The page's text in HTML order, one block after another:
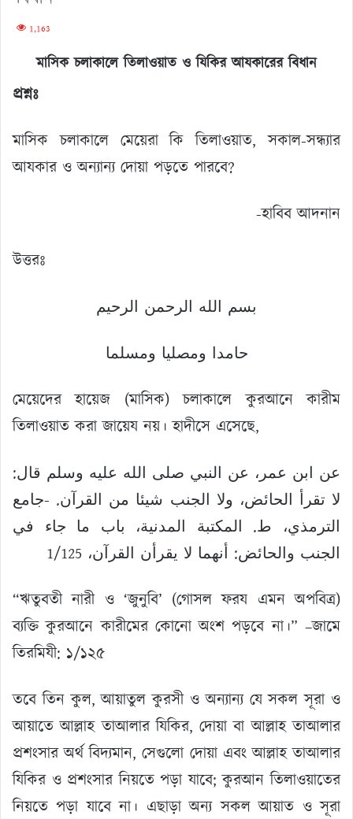
1,163
মাসিক চলাকালে তিলাওয়াত ও যিকির আযকারের বিধান
প্রশ্নঃ
মাসিক চলাকালে মেয়েরা কি তিলাওয়াত, সকাল-সন্ধ্যার
আযকার ও অন্যান্য দোয়া পড়তে পারবে?
-হাবিব আদনান
উত্তরঃ
بسم الله الرحمن الرحيم
حامدا ومصليا ومسلما
মেয়েদের হায়েজ (মাসিক) চলাকালে কুরআনে কারীম
তিলাওয়াত করা জায়েয নয়। হাদীসে এসেছে,
عن ابن عمر، عن النبي صلى الله عليه وسلم قال:
لا تقرأ الحائض، ولا الجنب شيئا من القرآن. -جامع
الترمذي، ط. المكتبة المدنية، باب ما جاء في
الجنب والحائض: أنهما لا يقرأن القرآن، 1/125
“ঋতুবতী নারী ও ‘জুনুবি’ (গোসল ফরয এমন অপবিত্র)
ব্যক্তি কুরআনে কারীমের কোনো অংশ পড়বে না।” –জামে
তিরমিযী: ১/১২৫
তবে তিন কুল, আয়াতুল কুরসী ও অন্যান্য যে সকল সূরা ও
আয়াতে আল্লাহ তাআলার যিকির, দোয়া বা আল্লাহ তাআলার
প্রশংসার অর্থ বিদ্যমান, সেগুলো দোয়া এবং আল্লাহ তাআলার
যিকির ও প্রশংসার নিয়তে পড়া যাবে; কুরআন তিলাওয়াতের
নিয়তে পড়া যাবে না। এছাড়া অন্য সকল আয়াত ও সূরা